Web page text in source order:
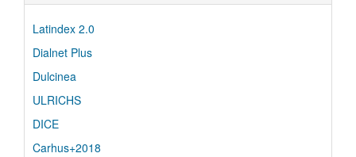
Latindex 2.0
Dialnet Plus
Dulcinea
ULRICHS
DICE
Carhus+2018